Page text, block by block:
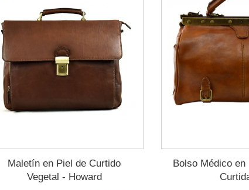
Maletín en Piel de Curtido
Vegetal - Howard
Bolso Médico en